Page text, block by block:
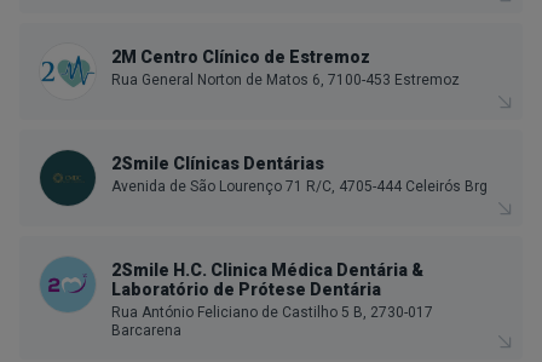
2M Centro Clínico de Estremoz
Rua General Norton de Matos 6, 7100-453 Estremoz
2Smile Clínicas Dentárias
Avenida de São Lourenço 71 R/C, 4705-444 Celeirós Brg
2Smile H.C. Clinica Médica Dentária &
Laboratório de Prótese Dentária
Rua António Feliciano de Castilho 5 B, 2730-017
Barcarena